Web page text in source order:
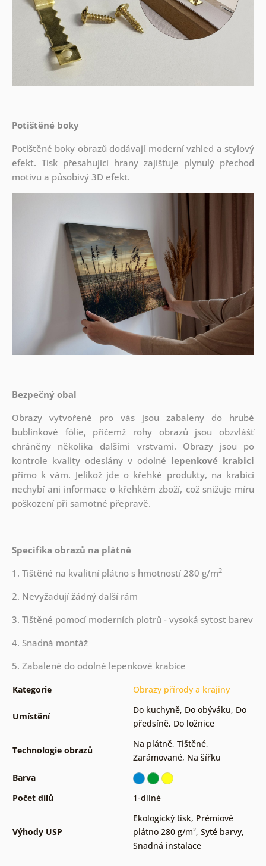
Potištěné boky
Potištěné boky obrazů dodávají moderní vzhled a stylový
efekt. Tisk přesahující hrany zajišťuje plynulý přechod
motivu a působivý 3D efekt.
Bezpečný obal
Obrazy vytvořené pro vás jsou zabaleny do hrubé
bublinkové fólie, přičemž rohy obrazů jsou obzvlášť
chráněny několika dalšími vrstvami. Obrazy jsou po
kontrole kvality odeslány v odolné lepenkové krabici
přímo k vám. Jelikož jde o křehké produkty, na krabici
nechybí ani informace o křehkém zboží, což snižuje míru
poškození při samotné přepravě.
Specifika obrazů na plátně
1. Tištěné na kvalitní plátno s hmotností 280 g/m2
2. Nevyžadují žádný další rám
3. Tištěné pomocí moderních plotrů - vysoká sytost barev
4. Snadná montáž
5. Zabalené do odolné lepenkové krabice
Kategorie Obrazy přírody a krajiny
Umístění
Do kuchyně, Do obýváku, Do
předsíně, Do ložnice
Technologie obrazů
Na plátně, Tištěné,
Zarámované, Na šířku
Barva
Počet dílů
1-dílné
Výhody USP
Ekologický tisk, Prémiové
plátno 280 g/m², Syté barvy,
Snadná instalace